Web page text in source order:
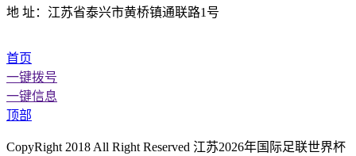
地 址：江苏省泰兴市黄桥镇通联路1号
首页
一键拨号
一键信息
顶部
CopyRight 2018 All Right Reserved 江苏2026年国际足联世界杯